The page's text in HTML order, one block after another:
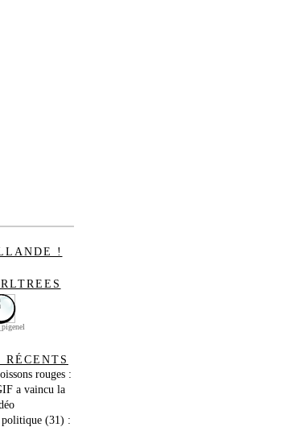
!
rouges :
a vaincu la
politique (31) :